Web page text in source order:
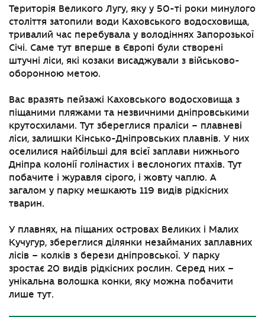
Територія Великого Лугу, яку у 50-ті роки минулого
століття затопили води Каховського водосховища,
тривалий час перебувала у володіннях Запорозької
Січі. Саме тут вперше в Європі були створені
штучні ліси, які козаки висаджували з військово-
оборонною метою.
Вас вразять пейзажі Каховського водосховища з
піщаними пляжами та незвичними дніпровськими
крутосхилами. Тут збереглися праліси – плавневі
ліси, залишки Кінсько-Дніпровських плавнів. У них
оселилися найбільші для всієї заплави нижнього
Дніпра колонії голінастих і веслоногих птахів. Тут
побачите і журавля сірого, і жовту чаплю. А
загалом у парку мешкають 119 видів рідкісних
тварин.
У плавнях, на піщаних островах Великих і Малих
Кучугур, збереглися ділянки незайманих заплавних
лісів – колків з берези дніпровської. У парку
зростає 20 видів рідкісних рослин. Серед них –
унікальна волошка конки, яку можна побачити
лише тут.